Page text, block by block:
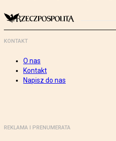
KONTAKT
O nas
Kontakt
Napisz do nas
REKLAMA I PRENUMERATA